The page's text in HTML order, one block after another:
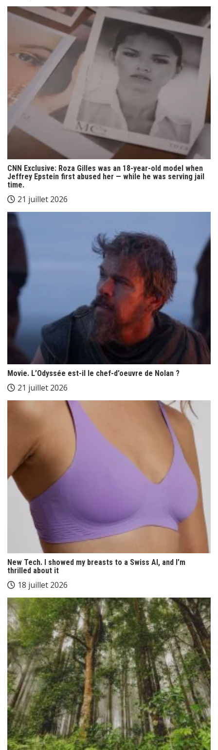
CNN Exclusive: Roza Gilles was an 18-year-old model when
Jeffrey Epstein first abused her — while he was serving jail
time.
21 juillet 2026
Movie. L’Odyssée est-il le chef-d’oeuvre de Nolan ?
21 juillet 2026
New Tech. I showed my breasts to a Swiss AI, and I’m
thrilled about it
18 juillet 2026